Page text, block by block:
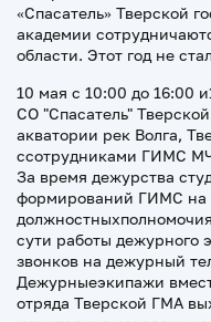
«Спасатель» Тверской
академии
области. Этот год не
10 мая с 10:00 до 16:00
СО "Спасатель"
акватории рек Волга,
ссотрудниками ГИМС
За время дежурства
формирований ГИМС на
сути работы дежурного
звонков на дежурный
Дежурныеэкипажи
отряда Тверской ГМА